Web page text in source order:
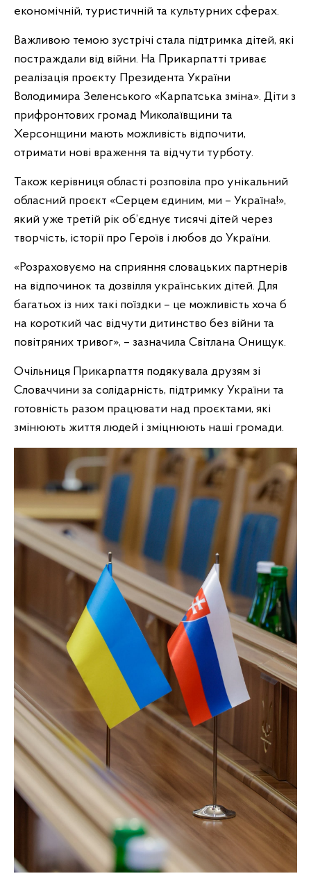
економічній, туристичній та культурних сферах.
Важливою темою зустрічі стала підтримка дітей, які
постраждали від війни. На Прикарпатті триває
реалізація проєкту Президента України
Володимира Зеленського «Карпатська зміна». Діти з
прифронтових громад Миколаївщини та
Херсонщини мають можливість відпочити,
отримати нові враження та відчути турботу.
Також керівниця області розповіла про унікальний
обласний проєкт «Серцем єдиним, ми – Україна!»,
який уже третій рік об’єднує тисячі дітей через
творчість, історії про Героїв і любов до України.
«Розраховуємо на сприяння словацьких партнерів
на відпочинок та дозвілля українських дітей. Для
багатьох із них такі поїздки – це можливість хоча б
на короткий час відчути дитинство без війни та
повітряних тривог», – зазначила Світлана Онищук.
Очільниця Прикарпаття подякувала друзям зі
Словаччини за солідарність, підтримку України та
готовність разом працювати над проєктами, які
змінюють життя людей і зміцнюють наші громади.